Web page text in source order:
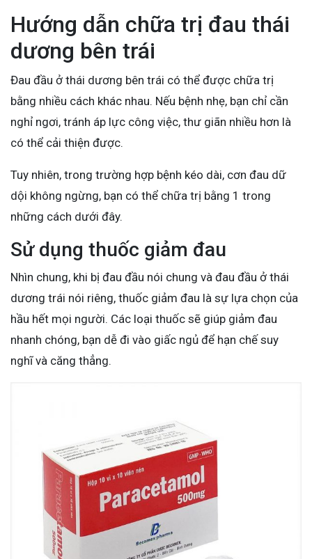
Hướng dẫn chữa trị đau thái
dương bên trái
Đau đầu ở thái dương bên trái có thể được chữa trị
bằng nhiều cách khác nhau. Nếu bệnh nhẹ, bạn chỉ cần
nghỉ ngơi, tránh áp lực công việc, thư giãn nhiều hơn là
có thể cải thiện được.
Tuy nhiên, trong trường hợp bệnh kéo dài, cơn đau dữ
dội không ngừng, bạn có thể chữa trị bằng 1 trong
những cách dưới đây.
Sử dụng thuốc giảm đau
Nhìn chung, khi bị đau đầu nói chung và đau đầu ở thái
dương trái nói riêng, thuốc giảm đau là sự lựa chọn của
hầu hết mọi người. Các loại thuốc sẽ giúp giảm đau
nhanh chóng, bạn dễ đi vào giấc ngủ để hạn chế suy
nghĩ và căng thẳng.